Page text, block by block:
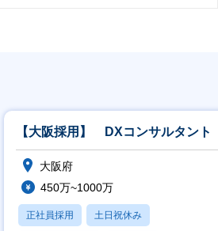
【大阪採用】 DXコンサルタント
大阪府
450万~1000万
正社員採用 土日祝休み